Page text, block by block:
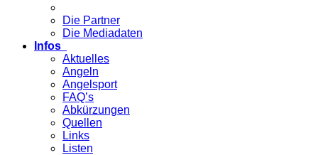
Die Partner
Die Mediadaten
Infos
Aktuelles
Angeln
Angelsport
FAQ’s
Abkürzungen
Quellen
Links
Listen